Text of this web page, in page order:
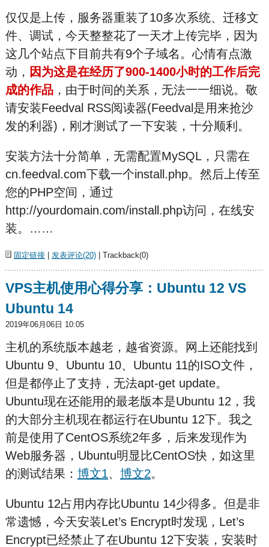
仅仅是上传，服务器重装了10多次系统、迁移文
件、调试，今天整整花了一天才上传完毕，因为
这几个站点下目前共有9个子域名。心情有点激
动， 因为这是在经历了900-1400小时的工作后完
成的作品，由于时间的关系，无法一一细说。敬
请安装Feedval RSS阅读器(Feedval是用来抢沙
发的利器)，刚才测试了一下安装，十分顺利。
安装方法十分简单，无需配置MySQL，只需在
cn.feedval.com下载一个install.php。然后上传至
您的PHP空间，通过
http://yourdomain.com/install.php访问，在线安
装。……
固定链接| 发表评论(20)| Trackback(0)
VPS主机使用心得分享：Ubuntu 12 VS
Ubuntu 14
2019年06月06日 10:05
主机的系统版本越老，越省资源。网上还能找到
Ubuntu 9、Ubuntu 10、Ubuntu 11的ISO文件，
但是都停止了支持，无法apt-get update。
Ubuntu现在还能用的最老版本是Ubuntu 12，我
的大部分主机现在都运行在Ubuntu 12下。我之
前是使用了CentOS系统2年多，后来发现作为
Web服务器，Ubuntu明显比CentOS快，如这里
的测试结果： 博文1、 博文2。
Ubuntu 12占用内存比Ubuntu 14少得多。但是非
常遗憾，今天安装Let’s Encrypt时发现，Let’s
Encrypt已经禁止了在Ubuntu 12下安装，安装时